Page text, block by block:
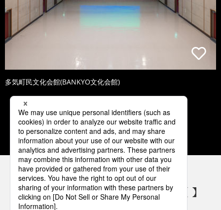
多気町民文化会館(BANKYO文化会館)
1 2 3 4 5
パナソニックの電気設備 SNSアカウント